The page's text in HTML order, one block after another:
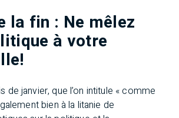
la fin : Ne mêlez
à votre
de janvier, que l’on intitule « comme
bien à la litanie de